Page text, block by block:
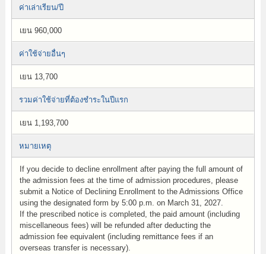
ค่าเล่าเรียน/ปี
เยน 960,000
ค่าใช้จ่ายอื่นๆ
เยน 13,700
รวมค่าใช้จ่ายที่ต้องชำระในปีแรก
เยน 1,193,700
หมายเหตุ
If you decide to decline enrollment after paying the full amount of
the admission fees at the time of admission procedures, please
submit a Notice of Declining Enrollment to the Admissions Office
using the designated form by 5:00 p.m. on March 31, 2027.
If the prescribed notice is completed, the paid amount (including
miscellaneous fees) will be refunded after deducting the
admission fee equivalent (including remittance fees if an
overseas transfer is necessary).